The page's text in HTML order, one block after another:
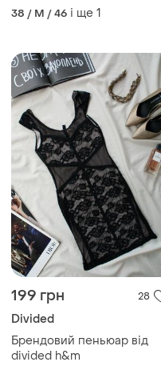
38 / M / 46 і ще 1
199 грн 28
Divided
Брендовий пеньюар від
divided h&m